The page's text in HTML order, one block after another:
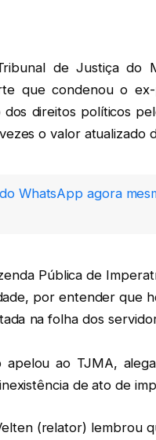
de Justiça do
que condenou o
dos direitos políticos
o valor atualizado
WhatsApp agora
Pública de
por entender que
na folha dos
ao TJMA,
de ato de
(relator) lembrou